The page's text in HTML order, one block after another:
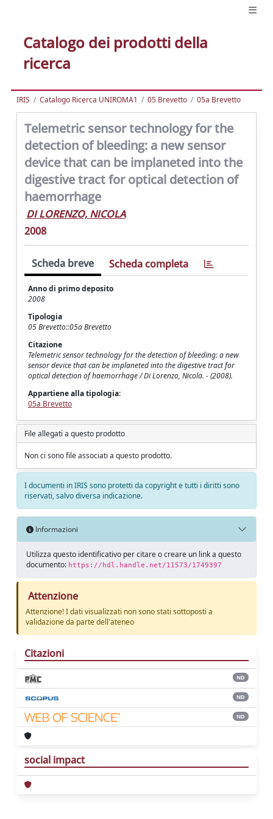
Catalogo dei prodotti della
ricerca
IRIS Catalogo Ricerca UNIROMA1 05 Brevetto 05a Brevetto
Telemetric sensor technology for the
detection of bleeding: a new sensor
device that can be implaneted into the
digestive tract for optical detection of
haemorrhage
DI LORENZO, NICOLA
2008
Scheda breve Scheda completa
Anno di primo deposito
2008
Tipologia
05 Brevetto::05a Brevetto
Citazione
Telemetric sensor technology for the detection of bleeding: a new
sensor device that can be implaneted into the digestive tract for
optical detection of haemorrhage / Di Lorenzo, Nicola. - (2008).
Appartiene alla tipologia:
05a Brevetto
File allegati a questo prodotto
Non ci sono file associati a questo prodotto.
I documenti in IRIS sono protetti da copyright e tutti i diritti sono
riservati, salvo diversa indicazione.
Informazioni
Utilizza questo identificativo per citare o creare un link a questo
documento: https://hdl.handle.net/11573/1749397
Attenzione
Attenzione! I dati visualizzati non sono stati sottoposti a
validazione da parte dell'ateneo
Citazioni
ND
ND
ND
social impact